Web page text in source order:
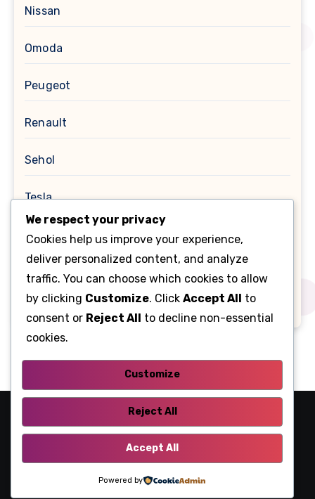
Nissan
Omoda
Peugeot
Renault
Sehol
Tesla
Toyota
Помилки OBD
Таnk
Fusecar
We respect your privacy
Cookies help us improve your experience,
deliver personalized content, and analyze
traffic. You can choose which cookies to allow
by clicking Customize. Click Accept All to
consent or Reject All to decline non-essential
cookies.
Customize
Reject All
Accept All
Powered by